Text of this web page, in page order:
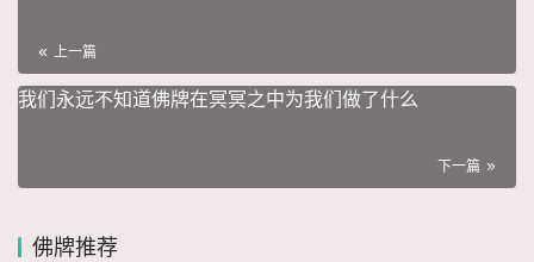
上一篇
我们永远不知道佛牌在冥冥之中为我们做了什么
下一篇
佛牌推荐